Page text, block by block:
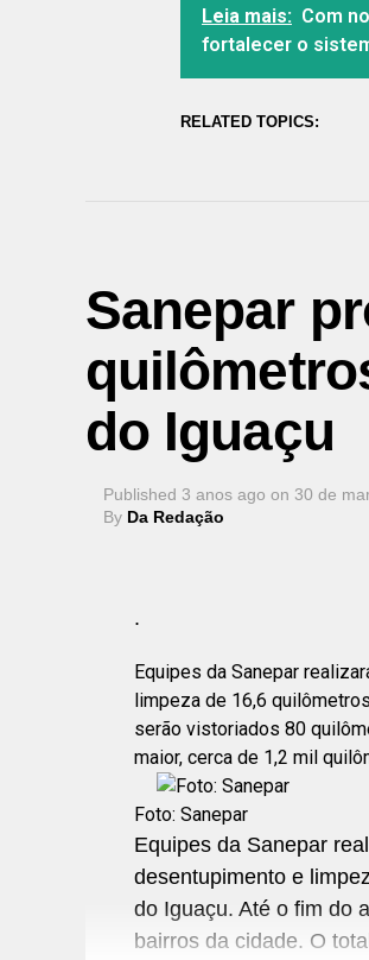
Leia mais: Com
fortalecer o
RELATED TOPICS:
Sanepar
do Iguaçu
Published 3 anos ago on 30 de
By Da Redação
.
Equipes da Sanepar
limpeza de 16,6
serão vistoriados 80
maior, cerca de 1,2 mil
Foto: Sanepar
Equipes da Sanepar
desentupimento e
do Iguaçu. Até o fim do
bairros da cidade. O